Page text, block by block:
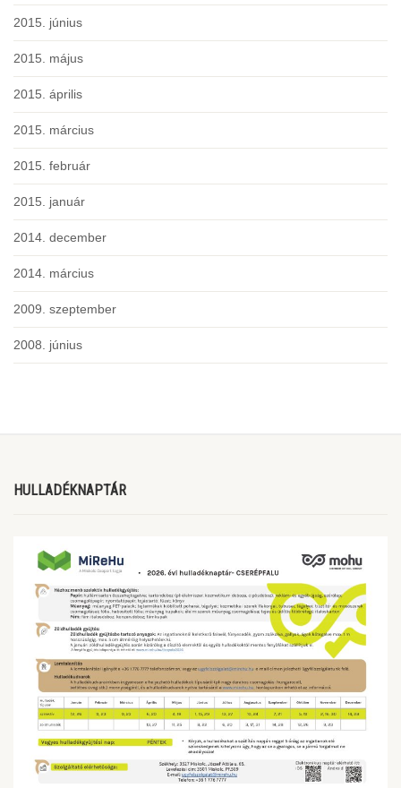
2015. június
2015. május
2015. április
2015. március
2015. február
2015. január
2014. december
2014. március
2009. szeptember
2008. június
HULLADÉKNAPTÁR